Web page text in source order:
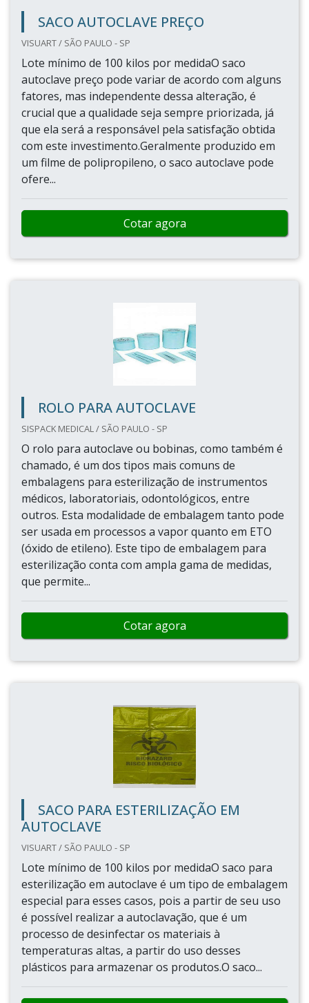
SACO AUTOCLAVE PREÇO
VISUART / SÃO PAULO - SP
Lote mínimo de 100 kilos por medidaO saco
autoclave preço pode variar de acordo com alguns
fatores, mas independente dessa alteração, é
crucial que a qualidade seja sempre priorizada, já
que ela será a responsável pela satisfação obtida
com este investimento.Geralmente produzido em
um filme de polipropileno, o saco autoclave pode
ofere...
Cotar agora
ROLO PARA AUTOCLAVE
SISPACK MEDICAL / SÃO PAULO - SP
O rolo para autoclave ou bobinas, como também é
chamado, é um dos tipos mais comuns de
embalagens para esterilização de instrumentos
médicos, laboratoriais, odontológicos, entre
outros. Esta modalidade de embalagem tanto pode
ser usada em processos a vapor quanto em ETO
(óxido de etileno). Este tipo de embalagem para
esterilização conta com ampla gama de medidas,
que permite...
Cotar agora
SACO PARA ESTERILIZAÇÃO EM
AUTOCLAVE
VISUART / SÃO PAULO - SP
Lote mínimo de 100 kilos por medidaO saco para
esterilização em autoclave é um tipo de embalagem
especial para esses casos, pois a partir de seu uso
é possível realizar a autoclavação, que é um
processo de desinfectar os materiais à
temperaturas altas, a partir do uso desses
plásticos para armazenar os produtos.O saco...